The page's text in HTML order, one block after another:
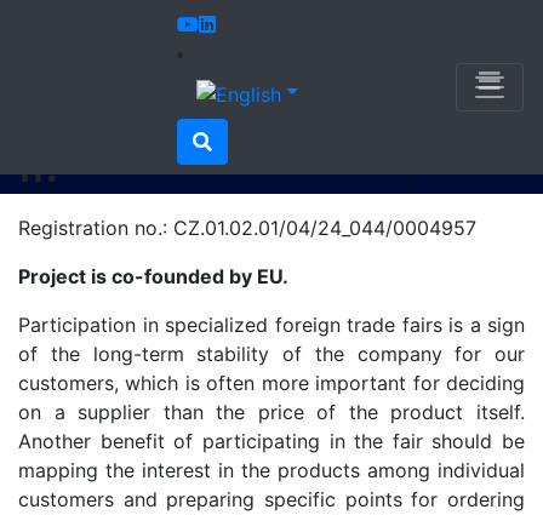
NewsletterProject EU: Marketing II.
Project EU: Marketing
II.
Registration no.: CZ.01.02.01/04/24_044/0004957
Project is co-founded by EU.
Participation in specialized foreign trade fairs is a sign
of the long-term stability of the company for our
customers, which is often more important for deciding
on a supplier than the price of the product itself.
Another benefit of participating in the fair should be
mapping the interest in the products among individual
customers and preparing specific points for ordering